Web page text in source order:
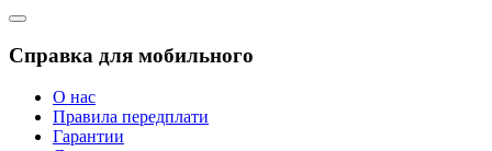
Справка для мобильного
О нас
Правила передплати
Гарантии